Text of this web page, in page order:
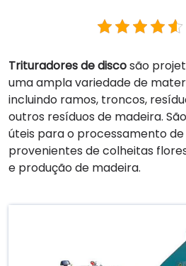
Trituradores de discosão
uma ampla variedade de
incluindo ramos, troncos,
outros resíduos de madeira.
úteis para o processamento
provenientes de colheitas
e produção de madeira.